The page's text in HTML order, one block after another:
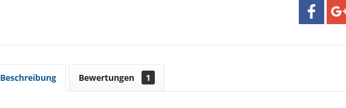
Beschreibung Bewertungen 1